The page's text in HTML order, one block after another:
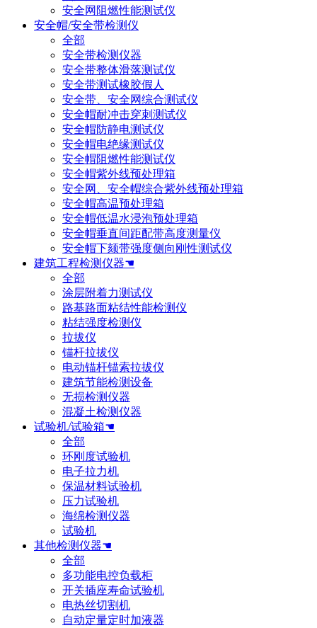
安全网阻燃性能测试仪
安全帽/安全带检测仪
全部
安全带检测仪器
安全带整体滑落测试仪
安全带测试橡胶假人
安全带、安全网综合测试仪
安全帽耐冲击穿刺测试仪
安全帽防静电测试仪
安全帽电绝缘测试仪
安全帽阻燃性能测试仪
安全帽紫外线预处理箱
安全网、安全帽综合紫外线预处理箱
安全帽高温预处理箱
安全帽低温水浸泡预处理箱
安全帽垂直间距配带高度测量仪
安全帽下颏带强度侧向刚性测试仪
建筑工程检测仪器☚
全部
涂层附着力测试仪
路基路面粘结性能检测仪
粘结强度检测仪
拉拔仪
锚杆拉拔仪
电动锚杆锚索拉拔仪
建筑节能检测设备
无损检测仪器
混凝土检测仪器
试验机/试验箱☚
全部
环刚度试验机
电子拉力机
保温材料试验机
压力试验机
海绵检测仪器
试验机
其他检测仪器☚
全部
多功能电控负载柜
开关插座寿命试验机
电热丝切割机
自动定量定时加液器